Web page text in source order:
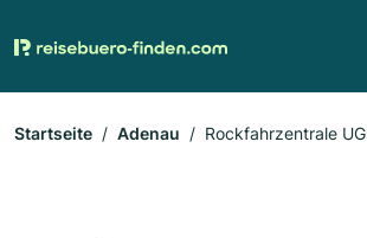
Startseite Adenau Rockfahrzentrale UG